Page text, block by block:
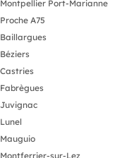
Montpellier Port-Marianne
Proche A75
Baillargues
Béziers
Castries
Fabrègues
Juvignac
Lunel
Mauguio
Montferrier-sur-Lez